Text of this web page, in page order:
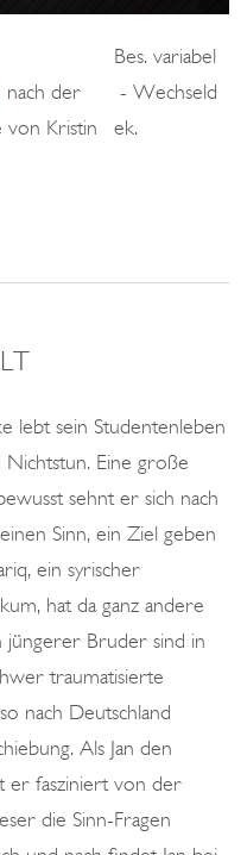
nach der
von Kristin
Bes. variabel
- Wechseld
ek.
lebt sein Studentenleben
Nichtstun. Eine große
sehnt er sich nach
Sinn, ein Ziel geben
ein syrischer
hat da ganz andere
jüngerer Bruder sind in
traumatisierte
nach Deutschland
Als Jan den
er fasziniert von der
die Sinn-Fragen